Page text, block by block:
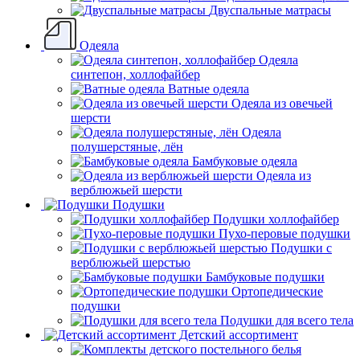
Двуспальные матрасы
Одеяла
Одеяла
синтепон, холлофайбер
Ватные одеяла
Одеяла из овечьей
шерсти
Одеяла
полушерстяные, лён
Бамбуковые одеяла
Одеяла из
верблюжьей шерсти
Подушки
Подушки холлофайбер
Пухо-перовые подушки
Подушки с
верблюжьей шерстью
Бамбуковые подушки
Ортопедические
подушки
Подушки для всего тела
Детский ассортимент